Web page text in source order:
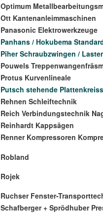
Optimum
Ott Kantenanleimmaschinen
Panasonic Elektrowerkzeuge
Panhans / Hokubema
Piher Schraubzwingen /
Pouwels
Protus Kurvenlineale
Putsch stehende
Rehnen Schleiftechnik
Reich Verbindungstechnik
Reinhardt Kappsägen
Renner Kompressoren
Robland
Rojek
Ruchser Fenster-
Schafberger + Sprödhuber